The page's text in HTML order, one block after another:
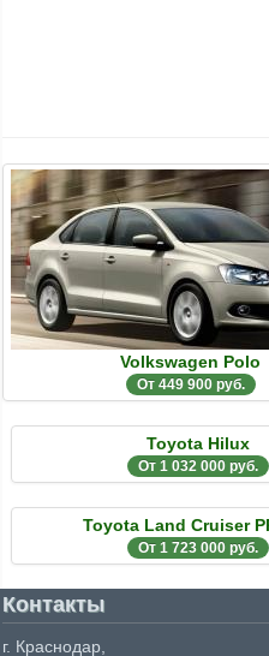
Volkswagen Polo
От 449 900 руб.
Toyota Hilux
От 1 032 000 руб.
Toyota Land Cruiser
От 1 723 000 руб.
Контакты
г. Краснодар,